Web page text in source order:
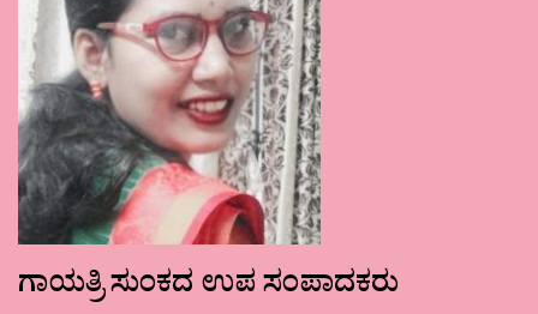
ಗಾಯತ್ರಿ ಸುಂಕದ ಉಪ ಸಂಪಾದಕರು